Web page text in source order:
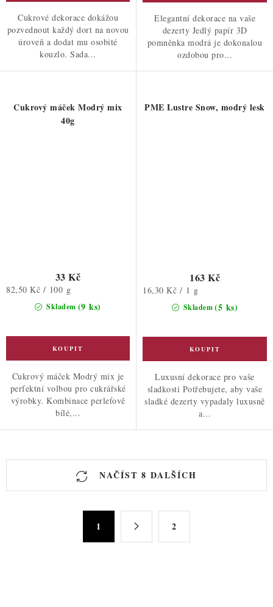
Cukrové dekorace dokážou
pozvednout každý dort na novou
úroveň a dodat mu osobité
kouzlo. Sada...
Elegantní dekorace na vaše
dezerty Jedlý papír 3D
pomněnka modrá je dokonalou
ozdobou pro...
Cukrový máček Modrý mix
40g
Skladem (9 ks)
33 Kč
Měrná
82,50 Kč / 100 g
Cukrový máček Modrý mix je
perfektní volbou pro cukrářské
výrobky. Kombinace perleťově
bílé,...
PME Lustre Snow, modrý lesk
Skladem(5 ks)
163 Kč
Měrná
16,30 Kč / 1 g
Luxusní dekorace pro vaše
sladkosti Potřebujete, aby vaše
sladké dezerty vypadaly luxusně
a...
O
l
NAČÍST 8 DALŠÍCH
1 2